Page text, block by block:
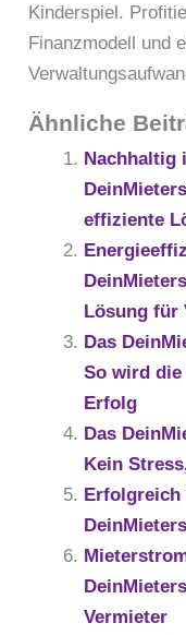
Kinderspiel.
Finanzmodell und
Ähnliche
Nachhaltig
effiziente
Lösung für
Das
So wird die
Erfolg
Das
Kein
Erfolgreich
Vermieter